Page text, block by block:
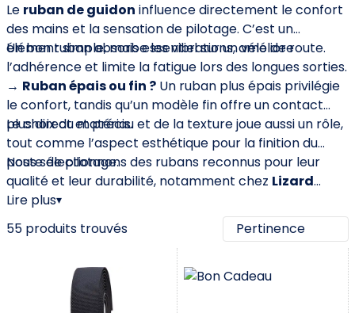
Le ruban de guidon influence directement le confort
des mains et la sensation de pilotage. C’est un
élément simple, mais essentiel sur un vélo de route.
Un bon ruban absorbe les vibrations, améliore
l’adhérence et limite la fatigue lors des longues sorties.
→ Ruban épais ou fin ? Un ruban plus épais privilégie
le confort, tandis qu’un modèle fin offre un contact
plus direct et précis.
Le choix du matériau et de la texture joue aussi un rôle,
tout comme l’aspect esthétique pour la finition du
poste de pilotage.
Nous sélectionnons des rubans reconnus pour leur
qualité et leur durabilité, notamment chez Lizard
Skins,Bontrager
Lire plus▾
55 produits trouvés